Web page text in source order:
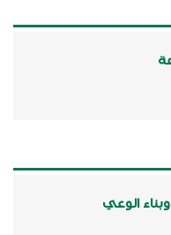
الوعي